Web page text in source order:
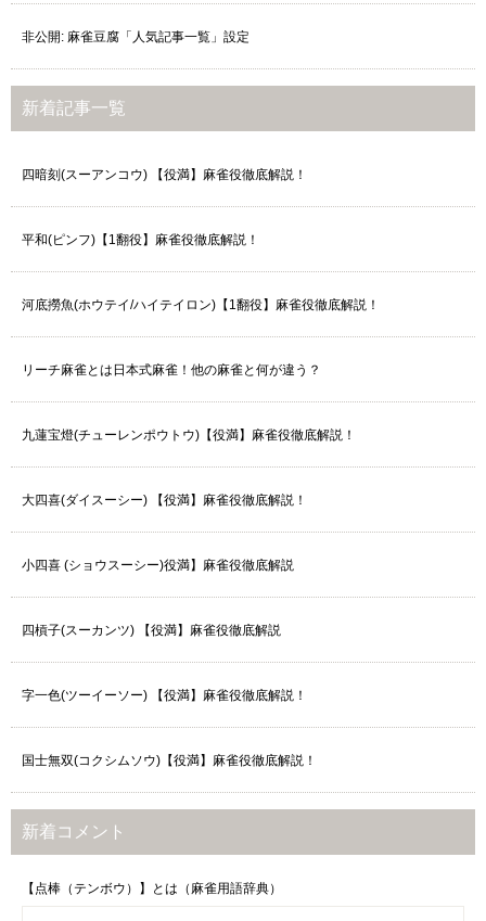
非公開: 麻雀豆腐「人気記事一覧」設定
新着記事一覧
四暗刻(スーアンコウ) 【役満】麻雀役徹底解説！
平和(ピンフ)【1翻役】麻雀役徹底解説！
河底撈魚(ホウテイ/ハイテイロン)【1翻役】麻雀役徹底解説！
リーチ麻雀とは日本式麻雀！他の麻雀と何が違う？
九蓮宝燈(チューレンポウトウ)【役満】麻雀役徹底解説！
大四喜(ダイスーシー) 【役満】麻雀役徹底解説！
小四喜 (ショウスーシー)役満】麻雀役徹底解説
四槓子(スーカンツ) 【役満】麻雀役徹底解説
字一色(ツーイーソー) 【役満】麻雀役徹底解説！
国士無双(コクシムソウ)【役満】麻雀役徹底解説！
新着コメント
【点棒（テンボウ）】とは（麻雀用語辞典）